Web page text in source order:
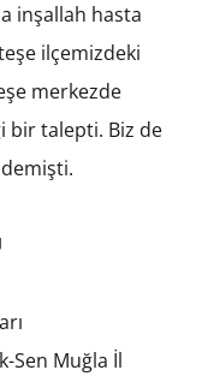
inşallah hasta
ilçemizdeki
merkezde
bir talepti. Biz de
Sen Muğla İl